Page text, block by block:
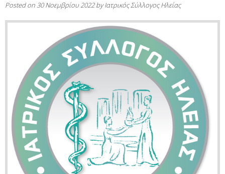
Posted on30 Νοεμβρίου 2022byΙατρικός Σύλλογος Ηλείας